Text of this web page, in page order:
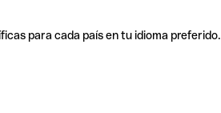
para cada país en tu idioma preferido.